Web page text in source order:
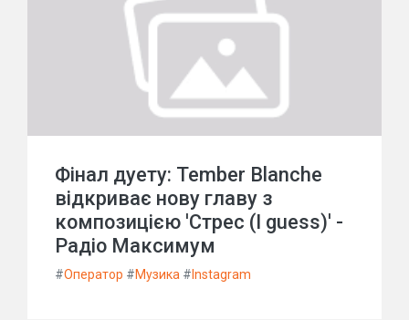
Фінал дуету: Tember Blanche
відкриває нову главу з
композицією 'Стрес (I guess)' -
Радіо Максимум
#Оператор #Музика # Instagram